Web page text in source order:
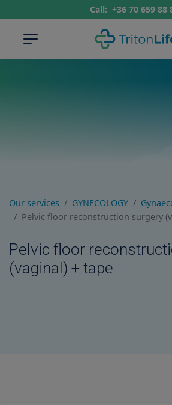
Call: +36 70 659 88
Our services GYNECOLOGY
Pelvic floor reconstruction surgery
Pelvic floor
(vaginal) + tape